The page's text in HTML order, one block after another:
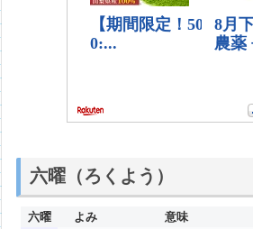
六曜（ろくよう）
六曜 よみ 意味